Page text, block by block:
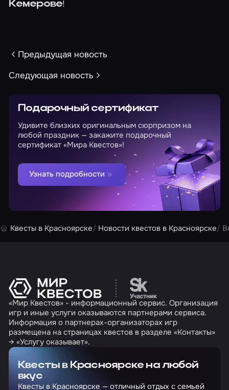
Кемерове!
Предыдущая новость
Следующая новость
Подарочный сертификат
Удивите близких оригинальным сюрпризом на
любой праздник — закажите подарочный
сертификат «Мира Квестов»!
Узнать подробности
Квесты в Красноярске Новости квестов в Красноярске
Перейти на сайт
«Мир Квестов» - информационный сервис. Организация
игр и иные услуги оказываются партнерами сервиса.
Информация о партнерах-организаторах игр
размещена на страницах квестов в разделе «Контакты»
→ «Услугу оказывает».
Квесты в Красноярске на любой
вкус
Квесты в Красноярске — отличный отдых с семьей